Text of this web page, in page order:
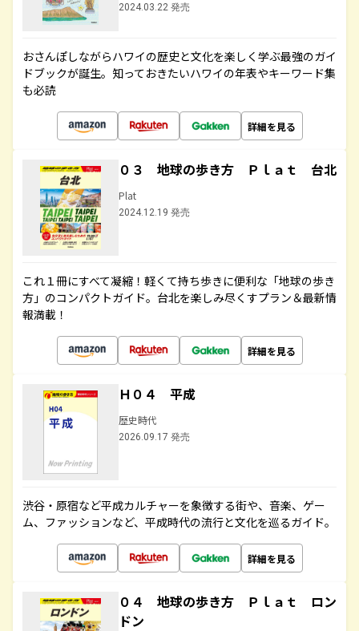
2024.03.22 発売
おさんぽしながらハワイの歴史と文化を楽しく学ぶ最強のガイ
ドブックが誕生。知っておきたいハワイの年表やキーワード集
も必読
詳細を見る
０３ 地球の歩き方 Ｐｌａｔ 台北
Plat
2024.12.19 発売
これ１冊にすべて凝縮！軽くて持ち歩きに便利な「地球の歩き
方」のコンパクトガイド。台北を楽しみ尽くすプラン＆最新情
報満載！
詳細を見る
Ｈ０４ 平成
歴史時代
2026.09.17 発売
渋谷・原宿など平成カルチャーを象徴する街や、音楽、ゲー
ム、ファッションなど、平成時代の流行と文化を巡るガイド。
詳細を見る
０４ 地球の歩き方 Ｐｌａｔ ロン
ドン